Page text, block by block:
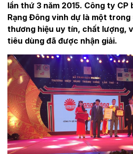
lần thứ 3 năm 2015. Công ty
Rạng Đông vinh dự là một
thương hiệu uy tín, chất lượng,
tiêu dùng đã được nhận giải.